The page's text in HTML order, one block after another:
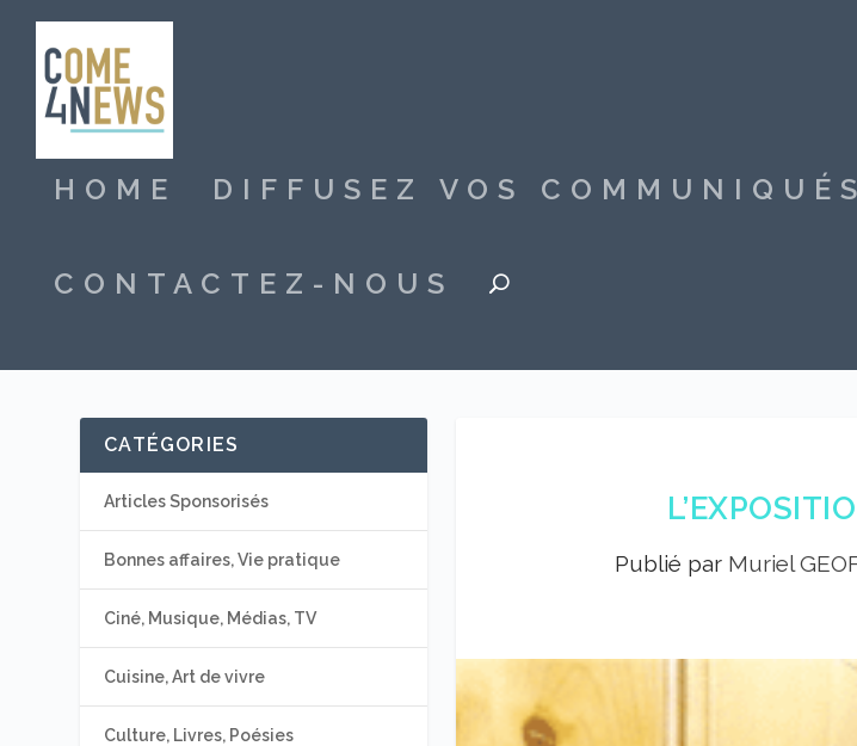
HOME DIFFUSEZ VOS
CONTACTEZ-NOUS
Publié par Muriel
CATÉGORIES
Articles Sponsorisés
Bonnes affaires, Vie pratique
Ciné, Musique, Médias, TV
Cuisine, Art de vivre
Culture, Livres, Poésies